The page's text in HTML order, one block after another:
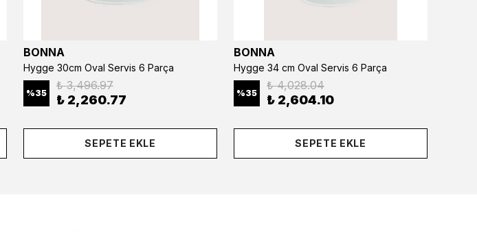
BONNA
Hygge 30cm Oval Servis 6 Parça
%35
₺ 3,496.97
₺ 2,260.77
SEPETE EKLE
BONNA
Hygge 34 cm Oval Servis 6 Parça
%35
₺ 4,028.04
₺ 2,604.10
SEPETE EKLE